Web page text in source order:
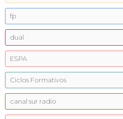
fp
dual
ESPA
Ciclos Formativos
canal sur radio